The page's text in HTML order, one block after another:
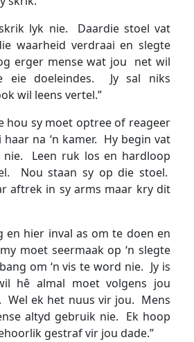
lyk nie. Daardie stoel vat
waarheid verdraai en slegte
erger mense wat jou net wil
eie doeleindes. Jy sal niks
wil leens vertel.”
hou sy moet optree of reageer
na ‘n kamer. Hy begin vat
Leen ruk los en hardloop
Nou staan sy op die stoel.
aftrek in sy arms maar kry dit
en hier inval as om te doen en
moet seermaak op ‘n slegte
om ‘n vis te word nie. Jy is
hê almal moet volgens jou
Wel ek het nuus vir jou. Mens
altyd gebruik nie. Ek hoop
gestraf vir jou dade.”